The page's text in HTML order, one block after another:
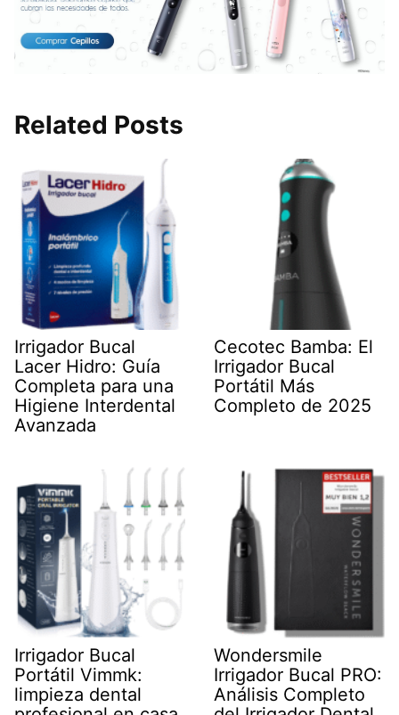
Related Posts
Irrigador Bucal
Lacer Hidro: Guía
Completa para una
Higiene Interdental
Avanzada
Cecotec Bamba: El
Irrigador Bucal
Portátil Más
Completo de 2025
Irrigador Bucal
Portátil Vimmk:
limpieza dental
Wondersmile
Irrigador Bucal PRO:
Análisis Completo